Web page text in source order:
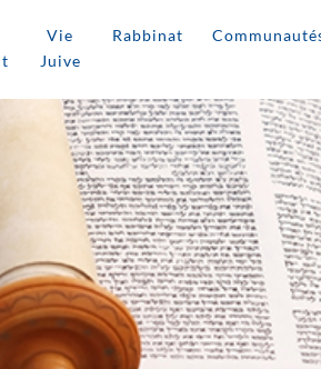
Vie
Juive
Rabbinat